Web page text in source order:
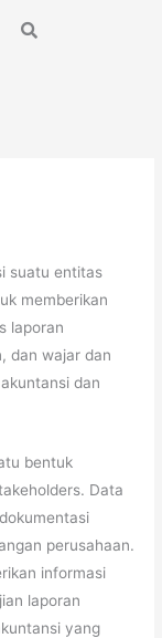
suatu entitas
memberikan
laporan
dan wajar dan
dan
bentuk
Data
perusahaan.
informasi
laporan
yang